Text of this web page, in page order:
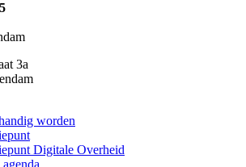
3a
worden
Digitale Overheid